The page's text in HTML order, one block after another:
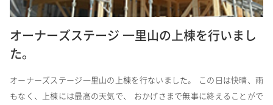
オーナーズステージ 一里山の上棟を行いまし
た。
オーナーズステージ一里山の上棟を行ないました。 この日は快晴、雨
もなく、上棟には最高の天気で、 おかげさまで無事に終えることがで